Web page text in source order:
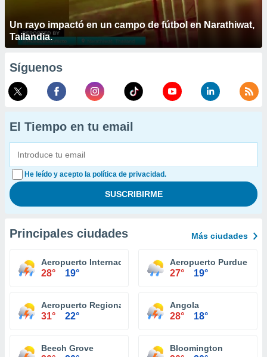
Un rayo impactó en un campo de fútbol en Narathiwat,
Tailandia.
Síguenos
El Tiempo en tu email
He leído y acepto la política de privacidad.
Principales ciudades Más ciudades
Aeropuerto Internacional Fort Wayne
28° 19°
Aeropuerto Purdue
27° 19°
Aeropuerto Regional Evansville
31° 22°
Angola
28° 18°
Beech Grove Bloomington